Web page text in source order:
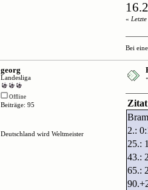
«
Bei
georg
Landesliga
Offline
Beiträge: 95
Deutschland wird Weltmeister
Zitat
2.:
25.:
43.:
65.: